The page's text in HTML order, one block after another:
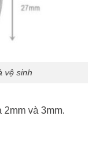
vệ sinh
và 3mm.